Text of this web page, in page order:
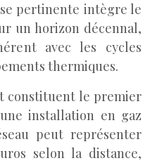
pertinente intègre le
un horizon décennal,
avec les cycles
thermiques.
constituent le premier
installation en gaz
peut représenter
selon la distance,